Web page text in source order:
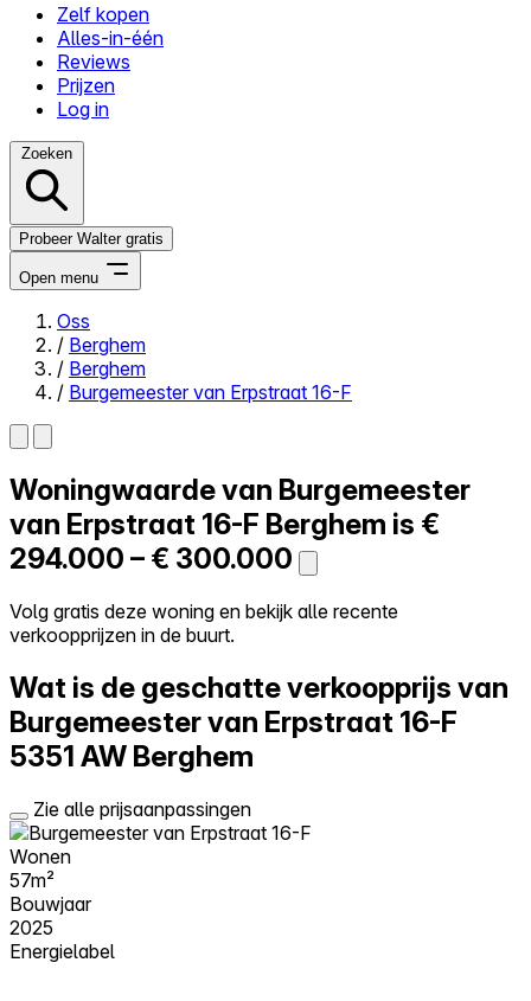
Zelf kopen
Alles-in-één
Reviews
Prijzen
Log in
Zoeken
Probeer Walter gratis
Open menu
Close menu
Zelf kopen
Alles-in-één
Reviews
Prijzen
Log in
Probeer Walter gratis
Oss
/ Berghem
/ Berghem
/ Burgemeester van Erpstraat 16-F
Woningwaarde van Burgemeester
van Erpstraat 16-F Berghem is €
294.000 – € 300.000
Volg gratis deze woning en bekijk alle recente
verkoopprijzen in de buurt.
Wat is de geschatte verkoopprijs van
Burgemeester van Erpstraat 16-F
5351 AW Berghem
Zie alle prijsaanpassingen
Wonen
57m²
Bouwjaar
2025
Energielabel